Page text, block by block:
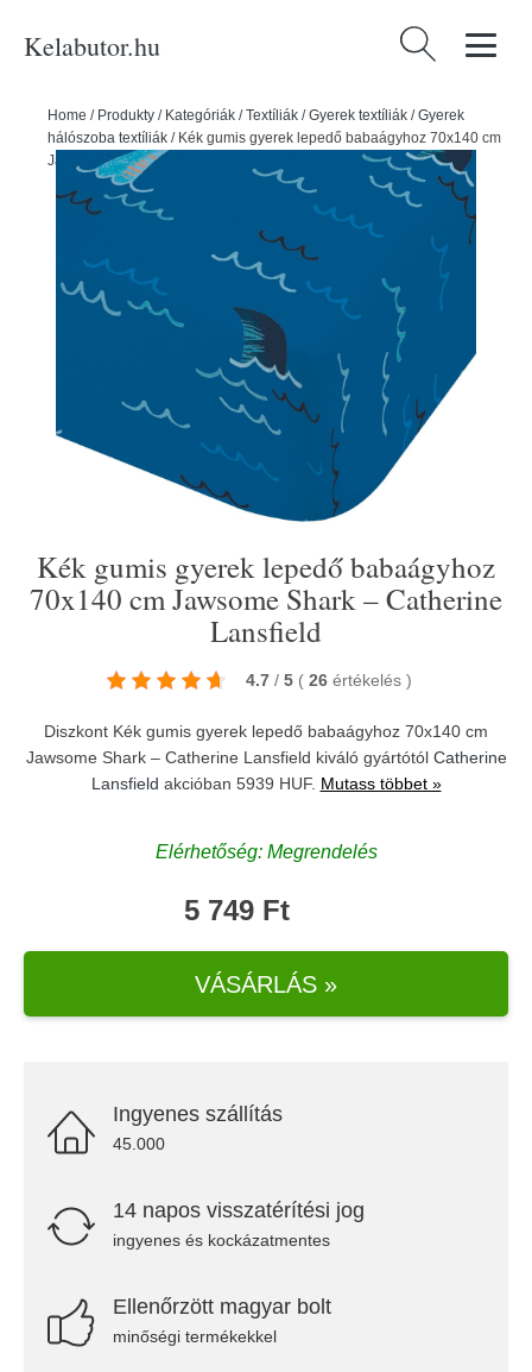
Kelabutor.hu Keresés:
Home / Produkty / Kategóriák /Textíliák /Gyerek textíliák /Gyerek
hálószoba textíliák / Kék gumis gyerek lepedő babaágyhoz 70x140 cm
Jawsome Shark – Catherine Lansfield
Kék gumis gyerek lepedő babaágyhoz
70x140 cm Jawsome Shark – Catherine
Lansfield
4.7 / 5 ( 26 értékelés )
Diszkont Kék gumis gyerek lepedő babaágyhoz 70x140 cm
Jawsome Shark – Catherine Lansfield kiváló gyártótól Catherine
Lansfield akcióban 5939 HUF. Mutass többet »
Elérhetőség: Megrendelés
5 749 Ft
VÁSÁRLÁS »
Ingyenes szállítás
45.000
14 napos visszatérítési jog
ingyenes és kockázatmentes
Ellenőrzött magyar bolt
minőségi termékekkel